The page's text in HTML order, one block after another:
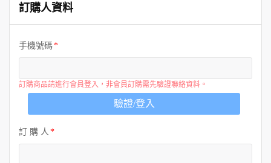
美加紐澳
訂購人資料
手機號碼
訂購商品請進行會員登入，非會員訂購需先驗證聯絡資料。
驗證/登入
訂 購 人